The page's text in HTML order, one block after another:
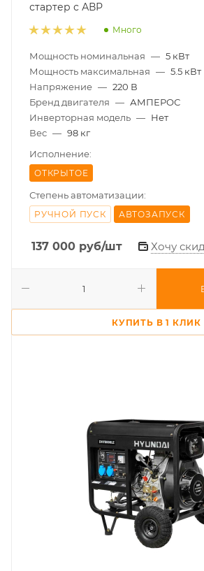
стартер с АВР
Много
Мощность номинальная — 5 кВт
Мощность максимальная — 5.5 кВт
Напряжение — 220 В
Бренд двигателя — АМПЕРОС
Инверторная модель — Нет
Вес — 98 кг
Исполнение:
ОТКРЫТОЕ
Степень автоматизации:
РУЧНОЙ ПУСК АВТОЗАПУСК
137 000 руб/шт Хочу
КУПИТЬ В 1 КЛИК